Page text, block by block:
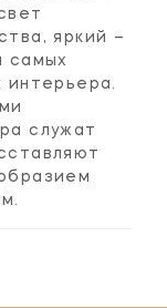
яркий –
самых
интерьера.
служат